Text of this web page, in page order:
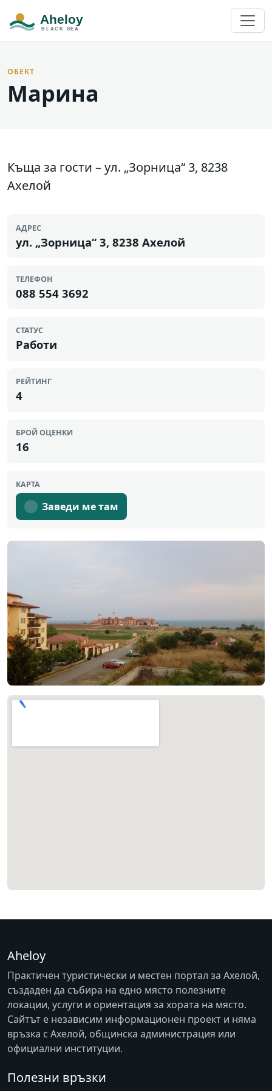
ОБЕКТ
Марина
Къща за гости – ул. „Зорница“ 3, 8238
Ахелой
АДРЕС
ул. „Зорница“ 3, 8238 Ахелой
ТЕЛЕФОН
088 554 3692
СТАТУС
Работи
РЕЙТИНГ
4
БРОЙ ОЦЕНКИ
16
КАРТА
↗ Заведи ме там
Aheloy
Практичен туристически и местен портал за Ахелой,
създаден да събира на едно място полезните
локации, услуги и ориентация за хората на място.
Сайтът е независим информационен проект и няма
връзка с Ахелой, общинска администрация или
официални институции.
Полезни връзки